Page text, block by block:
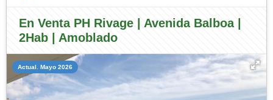
En Venta PH Rivage | Avenida Balboa |
2Hab | Amoblado
Actual. Mayo 2026